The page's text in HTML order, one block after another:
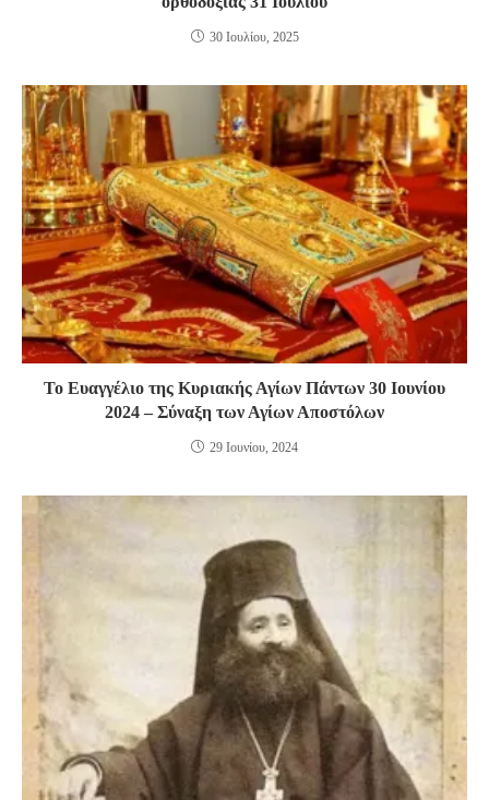
30 Ιουλίου, 2025
Το Ευαγγέλιο της Κυριακής Αγίων Πάντων 30 Ιουνίου
2024 – Σύναξη των Αγίων Αποστόλων
29 Ιουνίου, 2024